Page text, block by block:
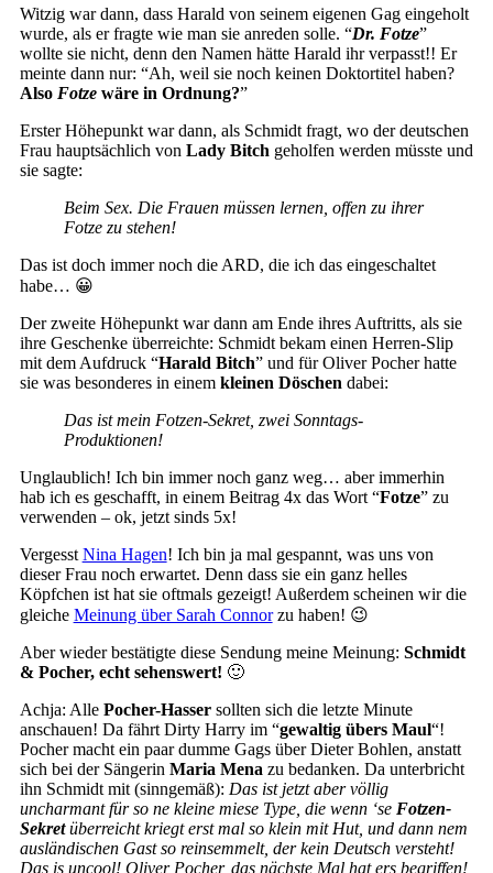
Witzig war dann, dass Harald von seinem eigenen Gag eingeholt
wurde, als er fragte wie man sie anreden solle. “Dr. Fotze”
wollte sie nicht, denn den Namen hätte Harald ihr verpasst!! Er
meinte dann nur: “Ah, weil sie noch keinen Doktortitel haben?
Also Fotzewäre in Ordnung?”
Erster Höhepunkt war dann, als Schmidt fragt, wo der deutschen
Frau hauptsächlich von Lady Bitch geholfen werden müsste und
sie sagte:
Beim Sex. Die Frauen müssen lernen, offen zu ihrer
Fotze zu stehen!
Das ist doch immer noch die ARD, die ich das eingeschaltet
habe… 😀
Der zweite Höhepunkt war dann am Ende ihres Auftritts, als sie
ihre Geschenke überreichte: Schmidt bekam einen Herren-Slip
mit dem Aufdruck “Harald Bitch” und für Oliver Pocher hatte
sie was besonderes in einem kleinen Döschen dabei:
Das ist mein Fotzen-Sekret, zwei Sonntags-
Produktionen!
Unglaublich! Ich bin immer noch ganz weg… aber immerhin
hab ich es geschafft, in einem Beitrag 4x das Wort “Fotze” zu
verwenden – ok, jetzt sinds 5x!
Vergesst Nina Hagen! Ich bin ja mal gespannt, was uns von
dieser Frau noch erwartet. Denn dass sie ein ganz helles
Köpfchen ist hat sie oftmals gezeigt! Außerdem scheinen wir die
gleiche Meinung über Sarah Connorzu haben! 😉
Aber wieder bestätigte diese Sendung meine Meinung: Schmidt
& Pocher, echt sehenswert! 🙂
Achja: Alle Pocher-Hassersollten sich die letzte Minute
anschauen! Da fährt Dirty Harry im “gewaltig übers Maul“!
Pocher macht ein paar dumme Gags über Dieter Bohlen, anstatt
sich bei der Sängerin Maria Mena zu bedanken. Da unterbricht
ihn Schmidt mit (sinngemäß): Das ist jetzt aber völlig
uncharmant für so ne kleine miese Type, die wenn ‘se Fotzen-
Sekretüberreicht kriegt erst mal so klein mit Hut, und dann nem
ausländischen Gast so reinsemmelt, der kein Deutsch versteht!
Das is uncool! Oliver Pocher, das nächste Mal hat ers begriffen!